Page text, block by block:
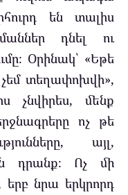
են տալիս
դնել ու
Օրինակ՝ «Եթե
տեղափոխվի»,
չնվիրես, մենք
ոչ թե
այլ,
դրանք։ Ոչ մի
երբ նրա երկրորդ